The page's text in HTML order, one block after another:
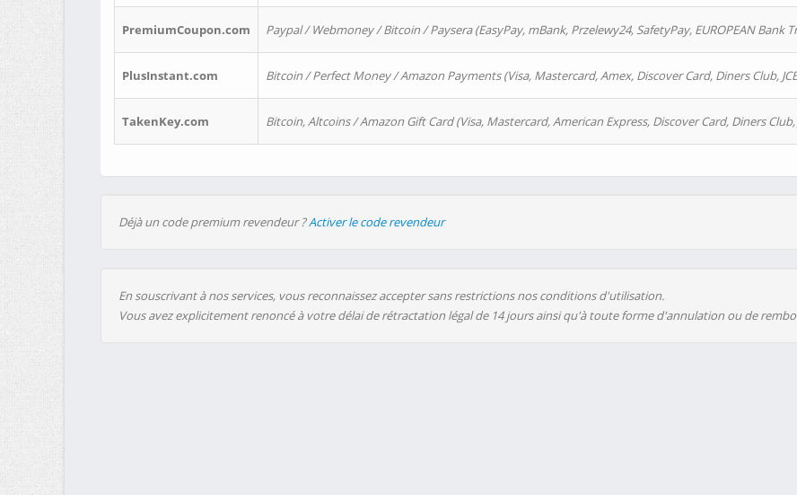
PremiumCoupon.com Paypal / Webmoney / Bitcoin / Paysera (EasyPay, mBank, Przelewy24, SafetyPay, EUROPEAN Bank
PlusInstant.com Bitcoin / Perfect Money / Amazon Payments (Visa, Mastercard, Amex, Discover Card, Diners Club,
TakenKey.com Bitcoin, Altcoins / Amazon Gift Card (Visa, Mastercard, American Express, Discover Card, Diners Club,
Déjà un code premium revendeur ?Activer le code revendeur
En souscrivant à nos services, vous reconnaissez accepter sans restrictions nos conditions d'utilisation.
Vous avez explicitement renoncé à votre délai de rétractation légal de 14 jours ainsi qu'à toute forme d'annulation ou de